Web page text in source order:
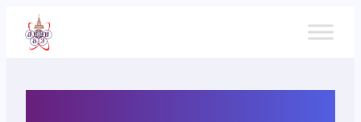
เนื้อหา